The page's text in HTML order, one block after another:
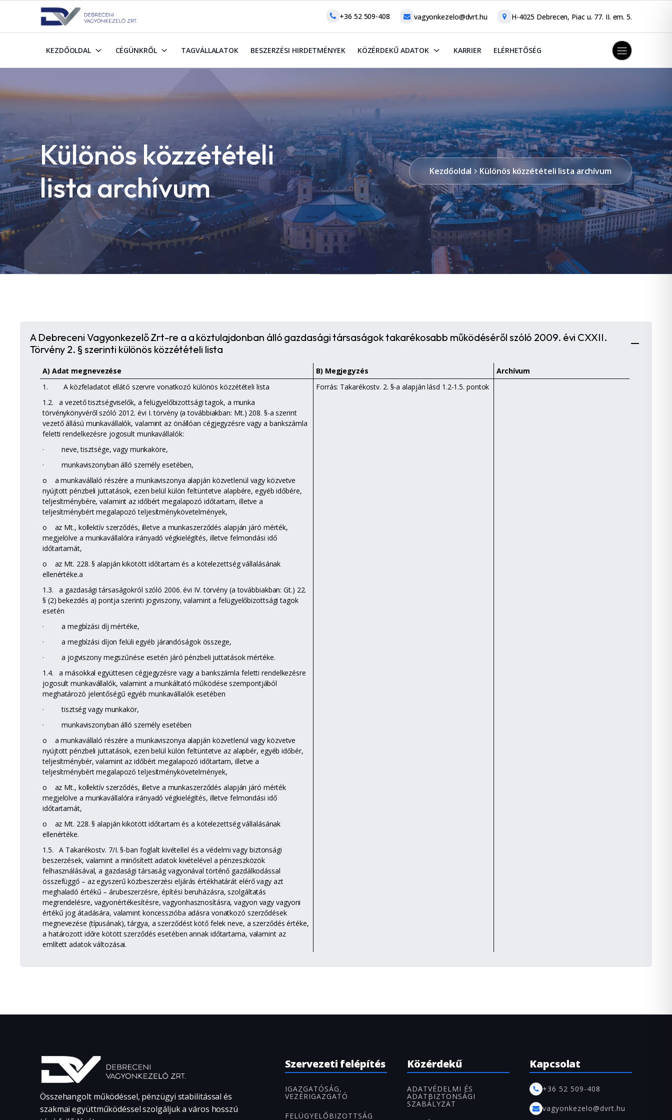
+36 52 509-408 vagyonkezelo@dvrt.hu H-4025 Debrecen, Piac u. 77. II. em. 5.
KEZDŐOLDAL CÉGÜNKRŐL TAGVÁLLALATOK BESZERZÉSI HIRDETMÉNYEK KÖZÉRDEKŰ ADATOK KARRIER ELÉRHETŐSÉG
Különös közzétételi
lista archívum
Kezdőoldal Különös közzétételi lista archívum
A Debreceni Vagyonkezelő Zrt-re a a köztulajdonban álló gazdasági társaságok takarékosabb működéséről szóló 2009. évi CXXII.
Törvény 2. § szerinti különös közzétételi lista
A) Adat megnevezése B) Megjegyzés
Archívum
1. A közfeladatot ellátó szervre vonatkozó különös közzétételi lista
Forrás: Takarékostv. 2. §-a alapján lásd 1.2-1.5. pontok
1.2. a vezető tisztségviselők, a felügyelőbizottsági tagok, a munka
törvénykönyvéről szóló 2012. évi I. törvény (a továbbiakban: Mt.) 208. §-a szerint
vezető állású munkavállalók, valamint az önállóan cégjegyzésre vagy a bankszámla
feletti rendelkezésre jogosult munkavállalók:
· neve, tisztsége, vagy munkaköre,
· munkaviszonyban álló személy esetében,
o a munkavállaló részére a munkaviszonya alapján közvetlenül vagy közvetve
nyújtott pénzbeli juttatások, ezen belül külön feltüntetve alapbére, egyéb időbére,
teljesítménybére, valamint az időbért megalapozó időtartam, illetve a
teljesítménybért megalapozó teljesítménykövetelmények,
o az Mt., kollektív szerződés, illetve a munkaszerződés alapján járó mérték,
megjelölve a munkavállalóra irányadó végkielégítés, illetve felmondási idő
időtartamát,
o az Mt. 228. § alapján kikötött időtartam és a kötelezettség vállalásának
ellenértéke.a
1.3. a gazdasági társaságokról szóló 2006. évi IV. törvény (a továbbiakban: Gt.) 22.
§ (2) bekezdés a) pontja szerinti jogviszony, valamint a felügyelőbizottsági tagok
esetén
· a megbízási díj mértéke,
· a megbízási díjon felüli egyéb járandóságok összege,
· a jogviszony megszűnése esetén járó pénzbeli juttatások mértéke.
1.4. a másokkal együttesen cégjegyzésre vagy a bankszámla feletti rendelkezésre
jogosult munkavállalók, valamint a munkáltató működése szempontjából
meghatározó jelentőségű egyéb munkavállalók esetében
· tisztség vagy munkakör,
· munkaviszonyban álló személy esetében
o a munkavállaló részére a munkaviszonya alapján közvetlenül vagy közvetve
nyújtott pénzbeli juttatások, ezen belül külön feltüntetve az alapbér, egyéb időbér,
teljesítménybér, valamint az időbért megalapozó időtartam, illetve a
teljesítménybért megalapozó teljesítménykövetelmények,
o az Mt., kollektív szerződés, illetve a munkaszerződés alapján járó mérték
megjelölve a munkavállalóra irányadó végkielégítés, illetve felmondási idő
időtartamát,
o az Mt. 228. § alapján kikötött időtartam és a kötelezettség vállalásának
ellenértéke.
1.5. A Takarékostv. 7/I. §-ban foglalt kivétellel és a védelmi vagy biztonsági
beszerzések, valamint a minősített adatok kivételével a pénzeszközök
felhasználásával, a gazdasági társaság vagyonával történő gazdálkodással
összefüggő – az egyszerű közbeszerzési eljárás értékhatárát elérő vagy azt
meghaladó értékű – árubeszerzésre, építési beruházásra, szolgáltatás
megrendelésre, vagyonértékesítésre, vagyonhasznosításra, vagyon vagy vagyoni
értékű jog átadására, valamint koncesszióba adásra vonatkozó szerződések
megnevezése (típusának), tárgya, a szerződést kötő felek neve, a szerződés értéke,
a határozott időre kötött szerződés esetében annak időtartama, valamint az
említett adatok változásai.
Összehangolt működéssel, pénzügyi stabilitással és
szakmai együttműködéssel szolgáljuk a város hosszú
Szervezeti felépítés
IGAZGATÓSÁG,
VEZÉRIGAZGATÓ
FELÜGYELŐBIZOTTSÁG
Közérdekű
ADATVÉDELMI ÉS
ADATBIZTONSÁGI
SZABÁLYZAT
Kapcsolat
+36 52 509-408
vagyonkezelo@dvrt.hu